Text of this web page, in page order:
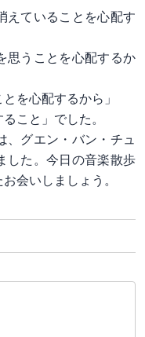
えていることを心配す
思うことを心配するか
を心配するから」
こと」でした。
、グエン・バン・チュ
した。今日の音楽散歩
会いしましょう。